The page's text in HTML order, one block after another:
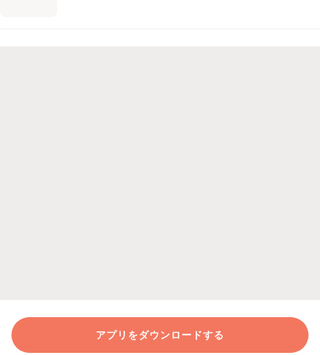
アプリをダウンロードする